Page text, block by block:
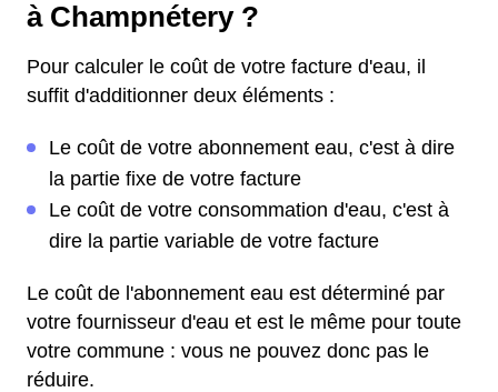
à Champnétery ?
Pour calculer le coût de votre facture d'eau, il
suffit d'additionner deux éléments :
Le coût de votre abonnement eau, c'est à dire
la partie fixe de votre facture
Le coût de votre consommation d'eau, c'est à
dire la partie variable de votre facture
Le coût de l'abonnement eau est déterminé par
votre fournisseur d'eau et est le même pour toute
votre commune : vous ne pouvez donc pas le
réduire.